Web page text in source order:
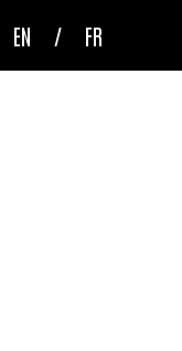
EN / FR